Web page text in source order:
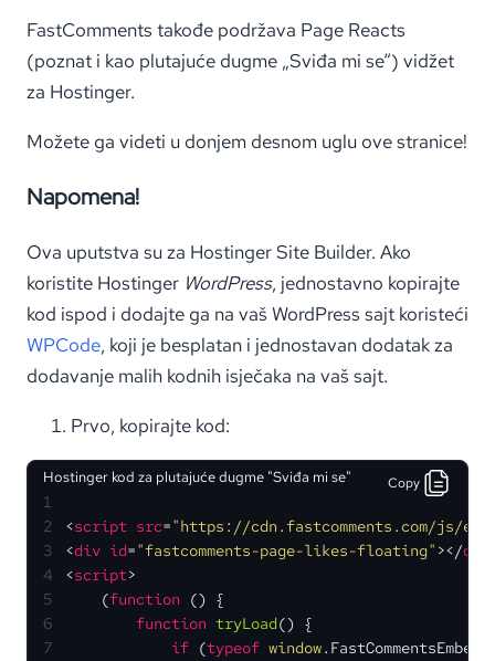
FastComments takođe podržava Page Reacts
(poznat i kao plutajuće dugme „Sviđa mi se“) vidžet
za Hostinger.
Možete ga videti u donjem desnom uglu ove stranice!
Napomena!
Ova uputstva su za Hostinger Site Builder. Ako
koristite Hostinger WordPress, jednostavno kopirajte
kod ispod i dodajte ga na vaš WordPress sajt koristeći
WPCode, koji je besplatan i jednostavan dodatak za
dodavanje malih kodnih isječaka na vaš sajt.
Prvo, kopirajte kod:
Hostinger kod za plutajuće dugme "Sviđa mi se" Copy
1
2
<script src="https://cdn.fastcomments.com/js/
3
<div id="fastcomments-page-likes-floating" ></div
4
<script>
5
    (
function () {
6
function tryLoad() {
7
if (typeof window.